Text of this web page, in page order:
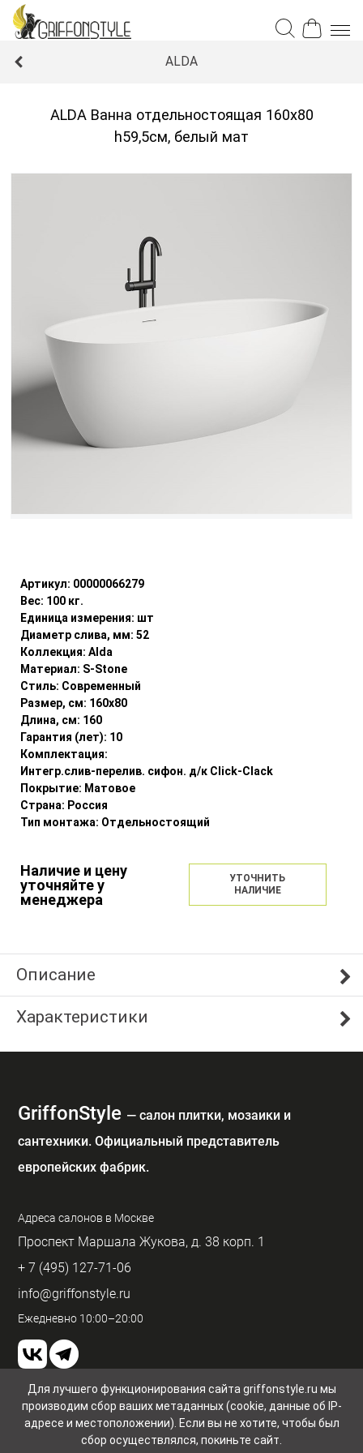
ALDA
ALDA Ванна отдельностоящая 160х80
h59,5см, белый мат
Артикул: 00000066279
Вес: 100 кг.
Единица измерения: шт
Диаметр слива, мм: 52
Коллекция: Alda
Материал: S-Stone
Стиль: Современный
Размер, см: 160x80
Длина, см: 160
Гарантия (лет): 10
Комплектация:
Интегр.слив-перелив. сифон. д/к Click-Clack
Покрытие: Матовое
Страна: Россия
Тип монтажа: Отдельностоящий
Наличие и цену
уточняйте у
менеджера
УТОЧНИТЬ
НАЛИЧИЕ
Описание
Характеристики
GriffonStyle — cалон плитки, мозаики и
сантехники. Официальный представитель
европейских фабрик.
Адреса салонов в Москве
Проспект Маршала Жукова, д. 38 корп. 1
+ 7 (495) 127-71-06
info@griffonstyle.ru
Ежедневно 10:00–20:00
© GriffonStyle 2026
Пользовательское соглашение и конфиденциальность
Для лучшего функционирования сайта griffonstyle.ru мы
производим сбор ваших метаданных (cookie, данные об IP-
адресе и местоположении). Если вы не хотите, чтобы был
сбор осуществлялся, покиньте сайт.